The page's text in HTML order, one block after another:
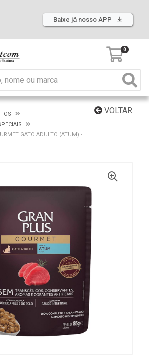
Baixe já nosso APP
0
VOLTAR
GATO ADULTO (ATUM) -